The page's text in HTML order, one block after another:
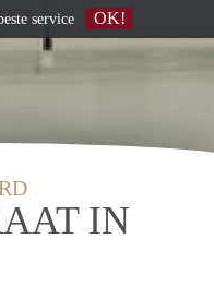
IN
service OK!